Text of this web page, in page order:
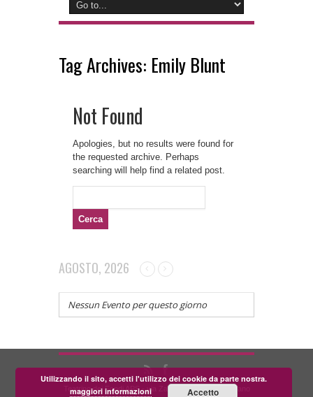
Tag Archives: Emily Blunt
Not Found
Apologies, but no results were found for
the requested archive. Perhaps
searching will help find a related post.
AGOSTO, 2026
Nessun Evento per questo giorno
Teatrino dei Fondi APS - via Zara, 58 56024 Corazzano
Utilizzando il sito, accetti l'utilizzo dei cookie da parte nostra.
maggiori informazioni
Accetto